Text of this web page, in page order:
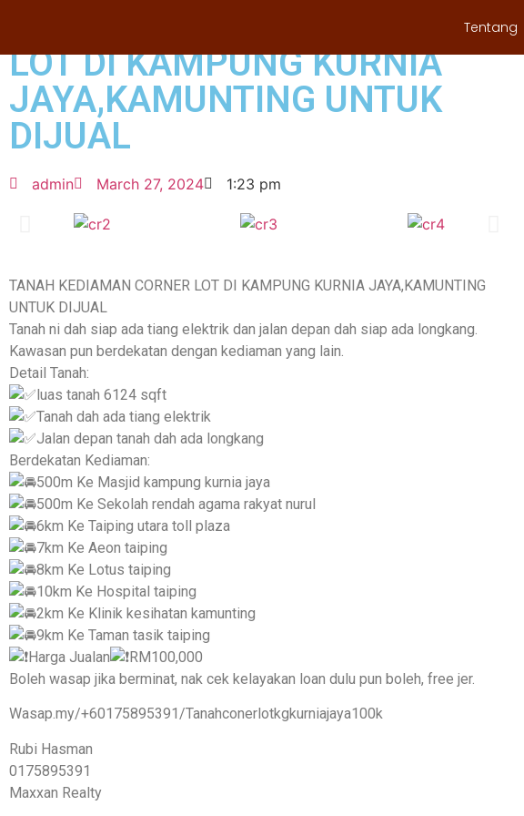
Tentang
TANAH KEDIAMAN CORNER
LOT DI KAMPUNG KURNIA
JAYA,KAMUNTING UNTUK
DIJUAL
admin March 27, 2024 1:23 pm
TANAH KEDIAMAN CORNER LOT DI KAMPUNG KURNIA JAYA,KAMUNTING
UNTUK DIJUAL
Tanah ni dah siap ada tiang elektrik dan jalan depan dah siap ada longkang.
Kawasan pun berdekatan dengan kediaman yang lain.
Detail Tanah:
luas tanah 6124 sqft
Tanah dah ada tiang elektrik
Jalan depan tanah dah ada longkang
Berdekatan Kediaman:
500m Ke Masjid kampung kurnia jaya
500m Ke Sekolah rendah agama rakyat nurul
6km Ke Taiping utara toll plaza
7km Ke Aeon taiping
8km Ke Lotus taiping
10km Ke Hospital taiping
2km Ke Klinik kesihatan kamunting
9km Ke Taman tasik taiping
Harga Jualan
RM100,000
Boleh wasap jika berminat, nak cek kelayakan loan dulu pun boleh, free jer.
Wasap.my/+60175895391/Tanahconerlotkgkurniajaya100k
Rubi Hasman
0175895391
Maxxan Realty